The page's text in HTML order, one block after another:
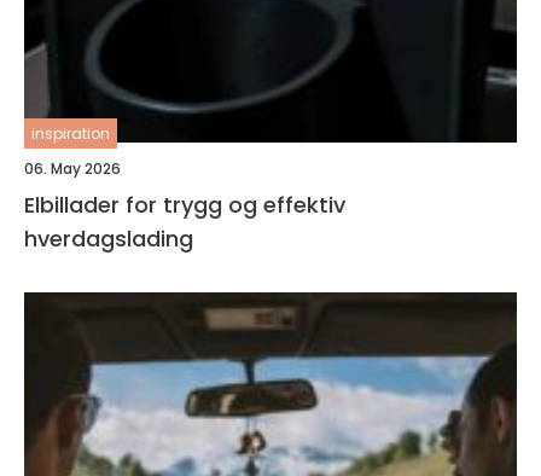
inspiration
06. May 2026
Elbillader for trygg og effektiv
hverdagslading